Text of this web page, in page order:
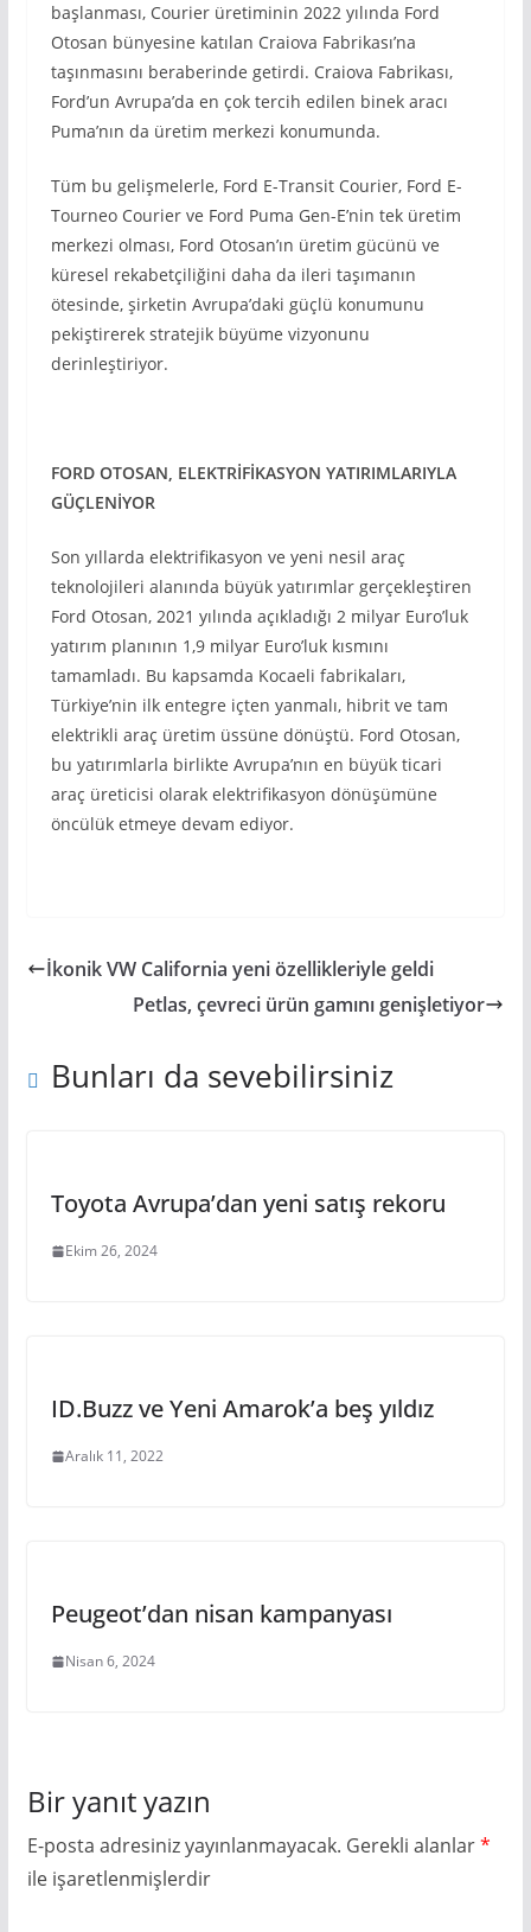
başlanması, Courier üretiminin 2022 yılında Ford
Otosan bünyesine katılan Craiova Fabrikası’na
taşınmasını beraberinde getirdi. Craiova Fabrikası,
Ford’un Avrupa’da en çok tercih edilen binek aracı
Puma’nın da üretim merkezi konumunda.
Tüm bu gelişmelerle, Ford E-Transit Courier, Ford E-
Tourneo Courier ve Ford Puma Gen-E’nin tek üretim
merkezi olması, Ford Otosan’ın üretim gücünü ve
küresel rekabetçiliğini daha da ileri taşımanın
ötesinde, şirketin Avrupa’daki güçlü konumunu
pekiştirerek stratejik büyüme vizyonunu
derinleştiriyor.
FORD OTOSAN, ELEKTRİFİKASYON YATIRIMLARIYLA
GÜÇLENİYOR
Son yıllarda elektrifikasyon ve yeni nesil araç
teknolojileri alanında büyük yatırımlar gerçekleştiren
Ford Otosan, 2021 yılında açıkladığı 2 milyar Euro’luk
yatırım planının 1,9 milyar Euro’luk kısmını
tamamladı. Bu kapsamda Kocaeli fabrikaları,
Türkiye’nin ilk entegre içten yanmalı, hibrit ve tam
elektrikli araç üretim üssüne dönüştü. Ford Otosan,
bu yatırımlarla birlikte Avrupa’nın en büyük ticari
araç üreticisi olarak elektrifikasyon dönüşümüne
öncülük etmeye devam ediyor.
İkonik VW California yeni özellikleriyle geldi
Petlas, çevreci ürün gamını genişletiyor
Bunları da sevebilirsiniz
Toyota Avrupa’dan yeni satış rekoru
Ekim 26, 2024
ID.Buzz ve Yeni Amarok’a beş yıldız
Aralık 11, 2022
Peugeot’dan nisan kampanyası
Nisan 6, 2024
Bir yanıt yazın
E-posta adresiniz yayınlanmayacak. Gerekli alanlar*
ile işaretlenmişlerdir